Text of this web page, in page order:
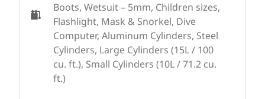
Boots, Wetsuit – 5mm, Children sizes,
Flashlight, Mask & Snorkel, Dive
Computer, Aluminum Cylinders, Steel
Cylinders, Large Cylinders (15L / 100
cu. ft.), Small Cylinders (10L / 71.2 cu.
ft.)